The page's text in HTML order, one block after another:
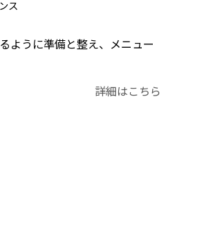
ス
ように準備と整え、メニュー
詳細はこちら